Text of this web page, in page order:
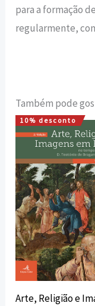
para a formação
regularmente,
Também pode
10% desconto
Arte, Religião e
O
preço
original
era:
22,00 €.
O
preço
atual
é:
19,80